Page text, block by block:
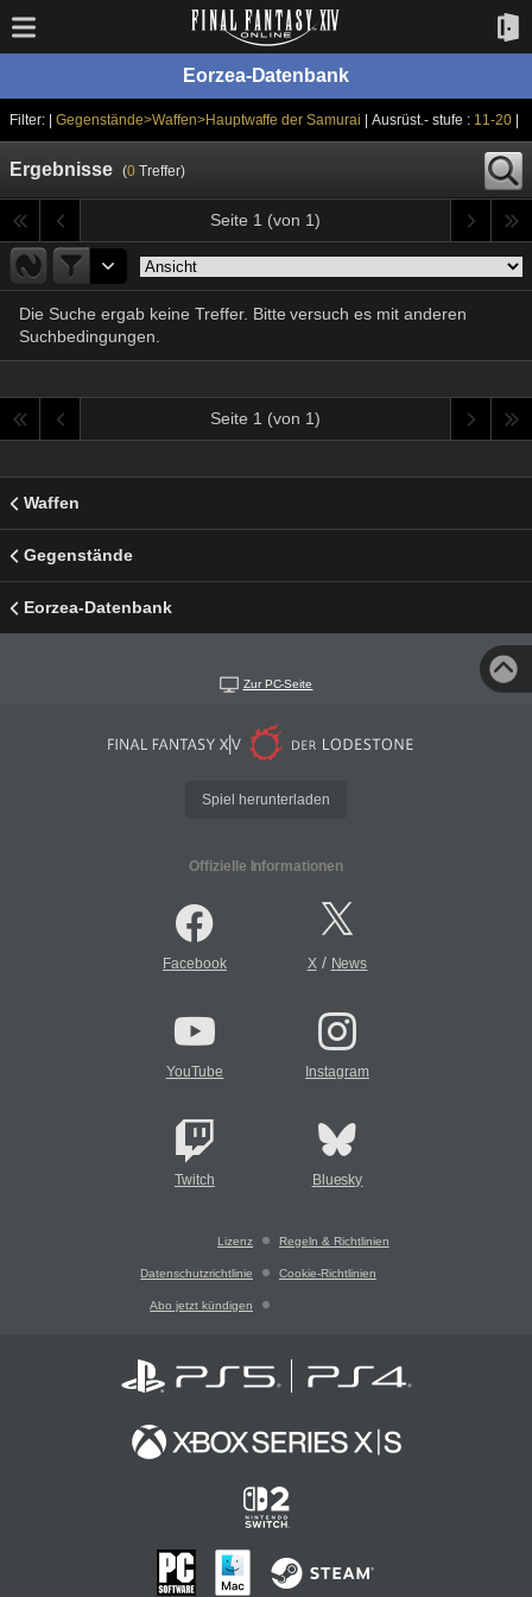
Eorzea-Datenbank
Filter: | Gegenstände>Waffen>Hauptwaffe der Samurai | Ausrüst.- stufe : 11-20|
Ergebnisse (0Treffer)
Seite 1 (von 1)
Die Suche ergab keine Treffer. Bitte versuch es mit anderen
Suchbedingungen.
Seite 1 (von 1)
Waffen
Gegenstände
Eorzea-Datenbank
Zur PC-Seite
Spiel herunterladen
Offizielle Informationen
Facebook X/ News
YouTube Instagram
Twitch Bluesky
Lizenz Regeln & Richtlinien
Datenschutzrichtlinie Cookie-Richtlinien
Abo jetzt kündigen